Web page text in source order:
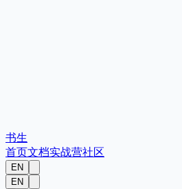
书生
首页文档实战营社区
EN
EN